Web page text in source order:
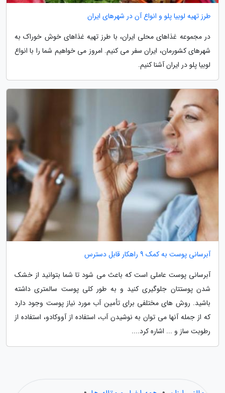
طرز تهیه لوبیا پلو و انواع آن در شهرهای ایران
در مجموعه غذاهای محلی ایران، با طرز تهیه غذاهای خوش خوراک به
شهرهای کشورمان، ایران سفر می کنیم. امروز می خواهیم شما را با انواع
لوبیا پلو در ایران آشنا کنیم.
آبرسانی پوست به کمک 9 راهکار قابل دسترس
آبرسانی پوست عاملی است که باعث می شود تا شما بتوانید از خشک
شدن پوستتان جلوگیری کنید و به طور کلی پوست سالمتری داشته
باشید. روش های مختلفی برای تأمین آب مورد نیاز پوست وجود دارد
که از جمله آنها می توان به نوشیدن آب، استفاده از آووکادو، استفاده از
رطوبت ساز و ... اشاره کرد....